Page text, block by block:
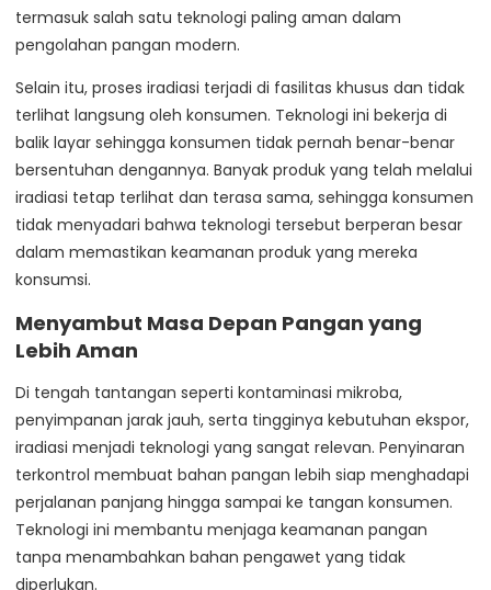
termasuk salah satu teknologi paling aman dalam
pengolahan pangan modern.
Selain itu, proses iradiasi terjadi di fasilitas khusus dan tidak
terlihat langsung oleh konsumen. Teknologi ini bekerja di
balik layar sehingga konsumen tidak pernah benar-benar
bersentuhan dengannya. Banyak produk yang telah melalui
iradiasi tetap terlihat dan terasa sama, sehingga konsumen
tidak menyadari bahwa teknologi tersebut berperan besar
dalam memastikan keamanan produk yang mereka
konsumsi.
Menyambut Masa Depan Pangan yang
Lebih Aman
Di tengah tantangan seperti kontaminasi mikroba,
penyimpanan jarak jauh, serta tingginya kebutuhan ekspor,
iradiasi menjadi teknologi yang sangat relevan. Penyinaran
terkontrol membuat bahan pangan lebih siap menghadapi
perjalanan panjang hingga sampai ke tangan konsumen.
Teknologi ini membantu menjaga keamanan pangan
tanpa menambahkan bahan pengawet yang tidak
diperlukan.